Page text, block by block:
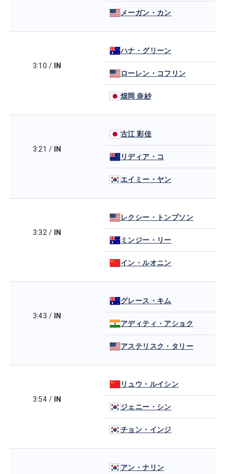
メーガン・カン
3:10 / IN
ハナ・グリーン
ローレン・コフリン
畑岡 奈紗
3:21 / IN
古江 彩佳
リディア・コ
エイミー・ヤン
3:32 / IN
レクシー・トンプソン
ミンジー・リー
イン・ルオニン
3:43 / IN
グレース・キム
アディティ・アショク
アステリスク・タリー
3:54 / IN
リュウ・ルイシン
ジェニー・シン
チョン・インジ
アン・ナリン